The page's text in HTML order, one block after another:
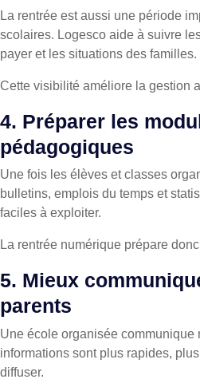
La rentrée est aussi une période
scolaires. Logesco aide à suivre
payer et les situations des familles.
Cette visibilité améliore la gestion
4. Préparer les
pédagogiques
Une fois les élèves et classes
bulletins, emplois du temps et
faciles à exploiter.
La rentrée numérique prépare
5. Mieux
parents
Une école organisée
informations sont plus rapides,
diffuser.